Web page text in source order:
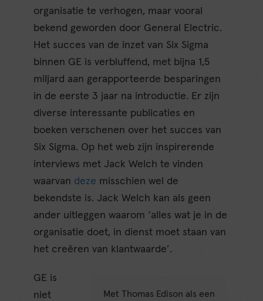
organisatie te verhogen, maar vooral
bekend geworden door General Electric.
Het succes van de inzet van Six Sigma
binnen GE is verbluffend, met bijna 1,5
miljard aan gerapporteerde besparingen
in de eerste 3 jaar na introductie. Er zijn
diverse interessante publicaties en
boeken verschenen over het succes van
Six Sigma. Op het web zijn inspirerende
interviews met Jack Welch te vinden
waarvan deze misschien wel de
bekendste is. Jack Welch kan als geen
ander uitleggen waarom ‘alles wat je in de
organisatie doet, in dienst moet staan van
het creëren van klantwaarde’.
Met Thomas Edison als een
GE is
niet